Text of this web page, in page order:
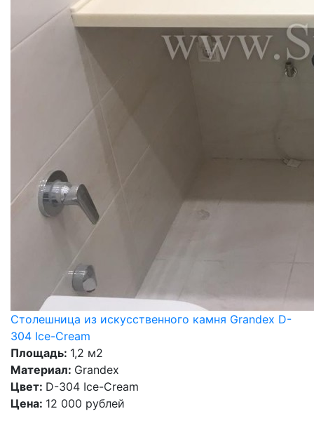
Столешница из искусственного камня Grandex D-
304 Ice-Cream
Площадь: 1,2 м2
Материал: Grandex
Цвет: D-304 Ice-Cream
Цена: 12 000 рублей